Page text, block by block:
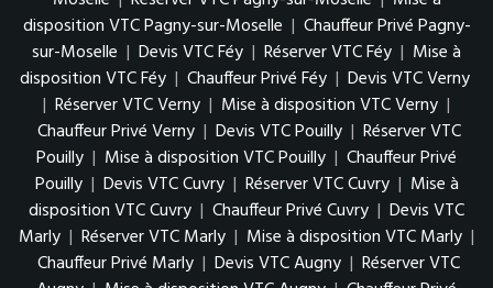
disposition VTC Pagny-sur-Moselle | Chauffeur Privé Pagny-
sur-Moselle | Devis VTC Féy | Réserver VTC Féy | Mise à
disposition VTC Féy | Chauffeur Privé Féy | Devis VTC Verny
| Réserver VTC Verny | Mise à disposition VTC Verny |
Chauffeur Privé Verny | Devis VTC Pouilly | Réserver VTC
Pouilly | Mise à disposition VTC Pouilly | Chauffeur Privé
Pouilly | Devis VTC Cuvry | Réserver VTC Cuvry | Mise à
disposition VTC Cuvry | Chauffeur Privé Cuvry | Devis VTC
Marly | Réserver VTC Marly | Mise à disposition VTC Marly |
Chauffeur Privé Marly | Devis VTC Augny | Réserver VTC